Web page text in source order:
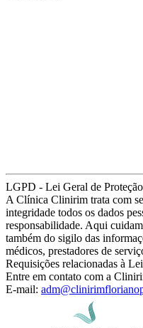
LGPD - Lei Geral de
A Clínica Clinirim trata com
integridade todos os dados
responsabilidade. Aqui
também do sigilo das
médicos, prestadores de
Requisições relacionadas à
Entre em contato com a
E-mail: